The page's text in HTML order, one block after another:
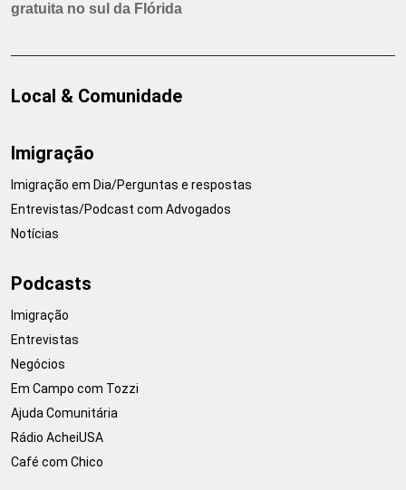
gratuita no sul da Flórida
Local & Comunidade
Imigração
Imigração em Dia/Perguntas e respostas
Entrevistas/Podcast com Advogados
Notícias
Podcasts
Imigração
Entrevistas
Negócios
Em Campo com Tozzi
Ajuda Comunitária
Rádio AcheiUSA
Café com Chico